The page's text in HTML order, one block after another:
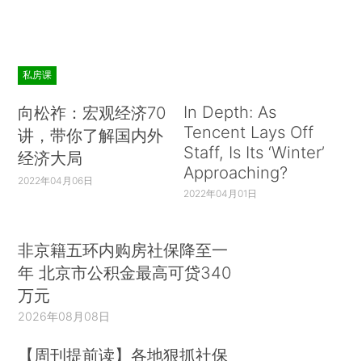
私房课
向松祚：宏观经济70
讲，带你了解国内外
经济大局
2022年04月06日
In Depth: As
Tencent Lays Off
Staff, Is Its ‘Winter’
Approaching?
2022年04月01日
非京籍五环内购房社保降至一
年 北京市公积金最高可贷340
万元
2026年08月08日
【周刊提前读】各地狠抓社保